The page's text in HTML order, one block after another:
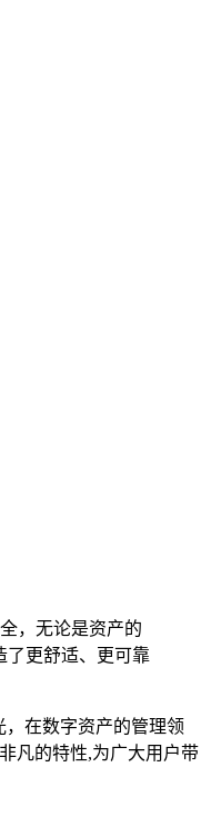
，无论是资产的
了更舒适、更可靠
在数字资产的管理领
凡的特性,为广大用户带